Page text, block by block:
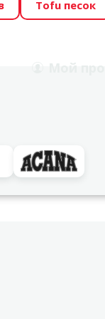
овые корма! 🍖
звездой
Tofu песок